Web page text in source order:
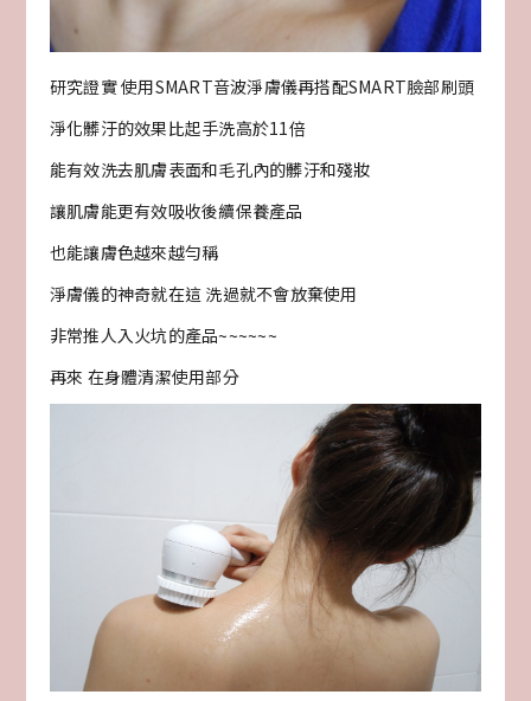
研究證實 使用SMART音波淨膚儀再搭配SMART臉部刷頭
淨化髒汙的效果比起手洗高於11倍
能有效洗去肌膚表面和毛孔內的髒汙和殘妝
讓肌膚能更有效吸收後續保養產品
也能讓膚色越來越勻稱
淨膚儀的神奇就在這 洗過就不會放棄使用
非常推人入火坑的產品~~~~~~
再來 在身體清潔使用部分